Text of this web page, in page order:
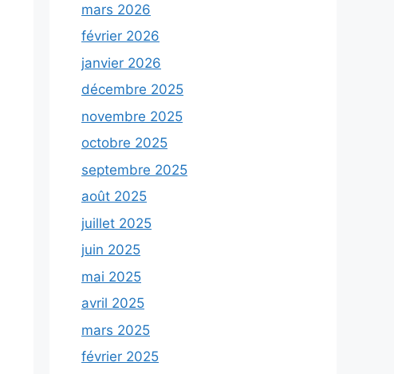
mars 2026
février 2026
janvier 2026
décembre 2025
novembre 2025
octobre 2025
septembre 2025
août 2025
juillet 2025
juin 2025
mai 2025
avril 2025
mars 2025
février 2025